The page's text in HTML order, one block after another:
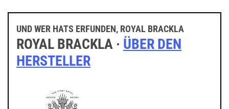
UND WER HATS ERFUNDEN, ROYAL BRACKLA
ROYAL BRACKLA · ÜBER DEN
HERSTELLER